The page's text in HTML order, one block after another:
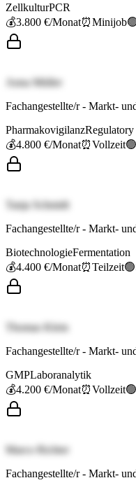
ZellkulturPCR
💰3.800 €/Monat⏰Minijob
Anna Müller
Fachangestellte/r - Markt-
Pharmakovigilanz
💰4.800 €/Monat⏰Vollzeit🟢
Tanja Schmidt
Fachangestellte/r - Markt-
BiotechnologieFermentation
💰4.400 €/Monat⏰Teilzeit🟢
Thomas Klein
Fachangestellte/r - Markt-
GMPLaboranalytik
💰4.200 €/Monat⏰Vollzeit🟢
Marco Richter
Fachangestellte/r - Markt-